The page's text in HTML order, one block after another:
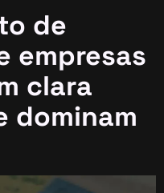
de
empresas
clara
dominam